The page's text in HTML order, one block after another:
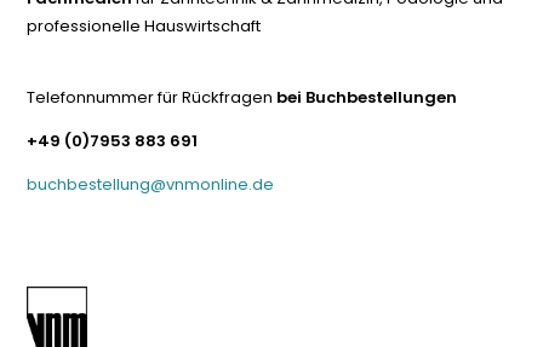
professionelle Hauswirtschaft
Telefonnummer für Rückfragen bei Buchbestellungen
+49 (0)7953 883 691
buchbestellung@vnmonline.de